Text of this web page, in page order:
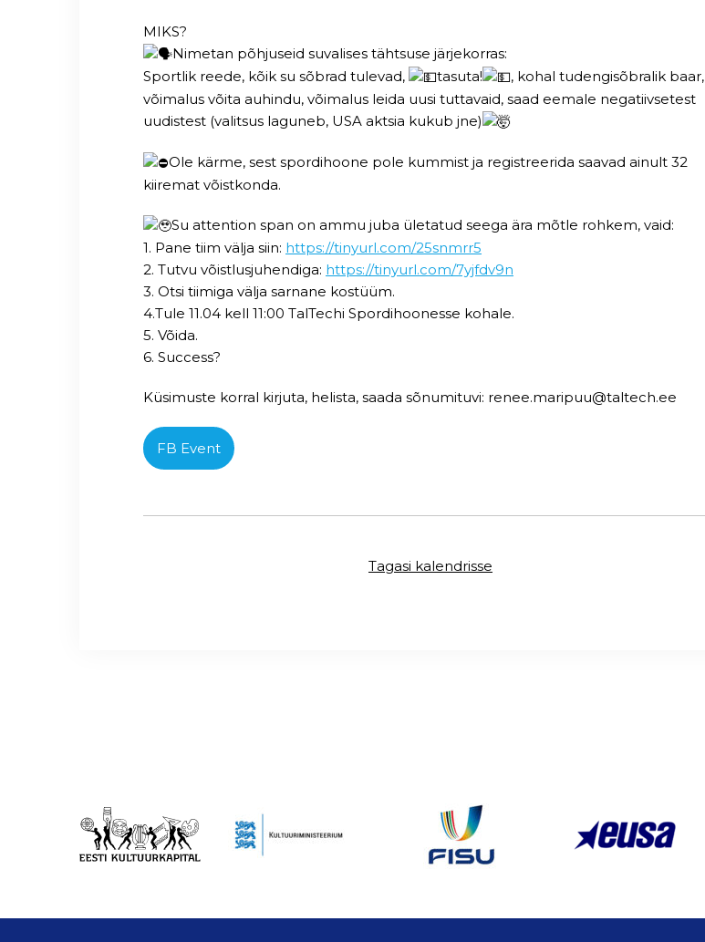
MIKS?
Nimetan põhjuseid suvalises tähtsuse järjekorras:
Sportlik reede, kõik su sõbrad tulevad,
tasuta!
, kohal tudengisõbralik baar,
võimalus võita auhindu, võimalus leida uusi tuttavaid, saad eemale negatiivsetest
uudistest (valitsus laguneb, USA aktsia kukub jne)
Ole kärme, sest spordihoone pole kummist ja registreerida saavad ainult 32
kiiremat võistkonda.
Su attention span on ammu juba ületatud seega ära mõtle rohkem, vaid:
1. Pane tiim välja siin: https://tinyurl.com/25snmrr5
2. Tutvu võistlusjuhendiga: https://tinyurl.com/7yjfdv9n
3. Otsi tiimiga välja sarnane kostüüm.
4.Tule 11.04 kell 11:00 TalTechi Spordihoonesse kohale.
5. Võida.
6. Success?
Küsimuste korral kirjuta, helista, saada sõnumituvi: renee.maripuu@taltech.ee
FB Event
Tagasi kalendrisse